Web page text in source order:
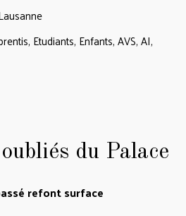
Etudiants, Enfants, AVS, AI,
du Palace
refont surface